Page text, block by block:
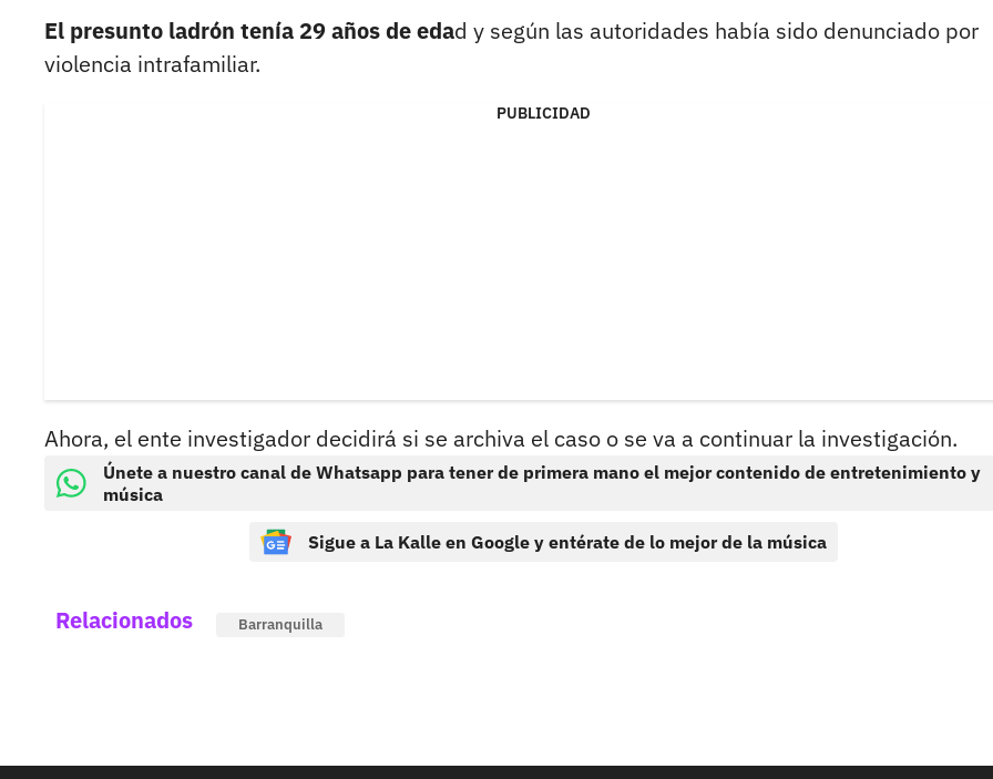
El presunto ladrón tenía 29 años de edad y según las autoridades había sido denunciado por
violencia intrafamiliar.
PUBLICIDAD
Ahora, el ente investigador decidirá si se archiva el caso o se va a continuar la investigación.
Únete a nuestro canal de Whatsapp para tener de primera mano el mejor contenido de entretenimiento y
música
Sigue a La Kalle en Google y entérate de lo mejor de la música
Relacionados Barranquilla